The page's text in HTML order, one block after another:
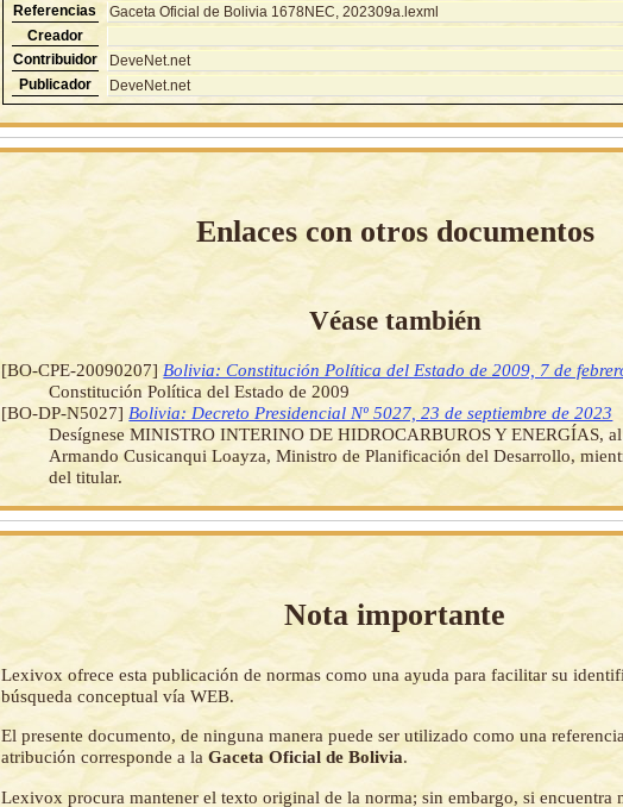
Referencias
Gaceta Oficial de Bolivia 1678NEC, 202309a.lexml
Creador
Contribuidor
DeveNet.net
Publicador
DeveNet.net
Enlaces con otros documentos
Véase también
[BO-CPE-20090207] Bolivia: Constitución Política del Estado de 2009, 7 de
Constitución Política del Estado de 2009
[BO-DP-N5027] Bolivia: Decreto Presidencial Nº 5027, 23 de septiembre de 2023
Desígnese MINISTRO INTERINO DE HIDROCARBUROS Y ENERGÍAS,
Armando Cusicanqui Loayza, Ministro de Planificación del Desarrollo,
del titular.
Nota importante
Lexivox ofrece esta publicación de normas como una ayuda para facilitar su
búsqueda conceptual vía WEB.
El presente documento, de ninguna manera puede ser utilizado como una
atribución corresponde a laGaceta Oficial de Bolivia.
Lexivox procura mantener el texto original de la norma; sin embargo, si encuentra